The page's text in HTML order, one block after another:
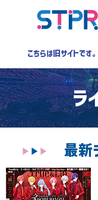
こちらは旧サイトです
ラ
▶︎ ▶︎ ▶︎ 最新